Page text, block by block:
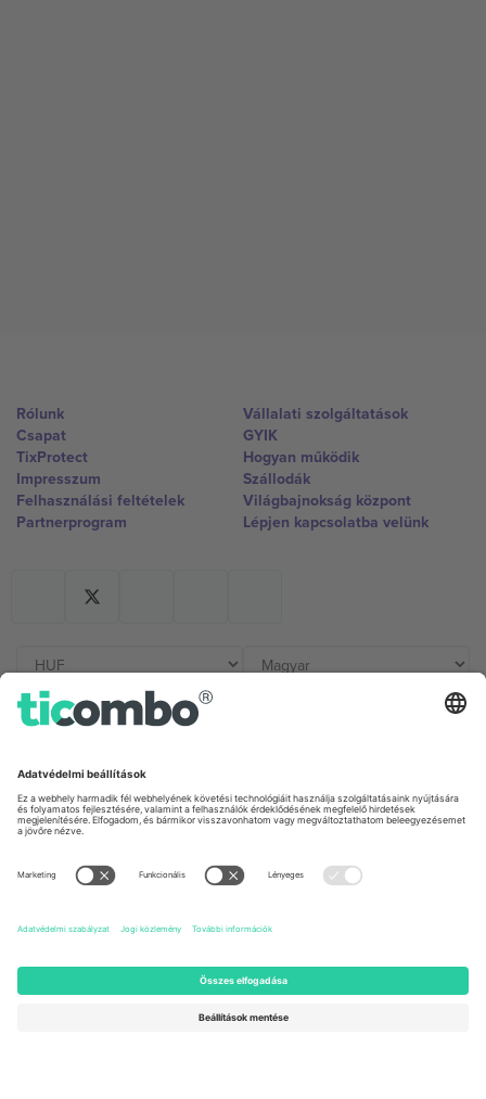
Rólunk
Csapat
TixProtect
Impresszum
Felhasználási feltételek
Partnerprogram
Vállalati szolgáltatások
GYIK
Hogyan működik
Szállodák
Világbajnokság központ
Lépjen kapcsolatba velünk
Germany
Unter den Linden 24, 10117
Berlin, Germany
United Kingdom
167 City Road, London, Greater
Newark, Delaware 19713, United
States
Engelberg, Switzerland